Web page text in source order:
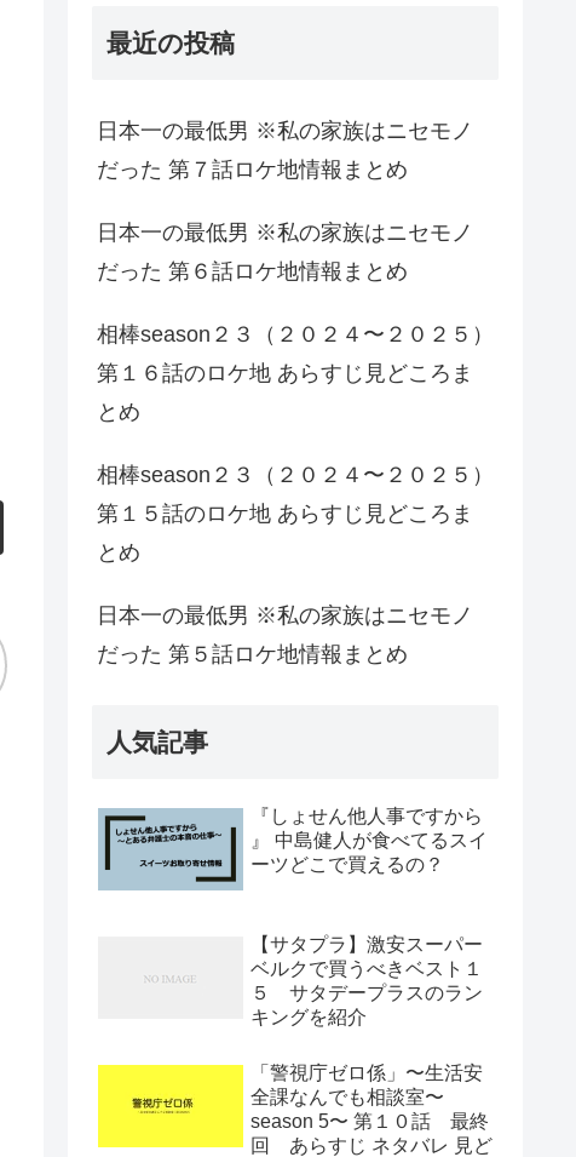
最近の投稿
日本一の最低男 ※私の家族はニセモノ
だった 第７話ロケ地情報まとめ
日本一の最低男 ※私の家族はニセモノ
だった 第６話ロケ地情報まとめ
相棒season２３（２０２４〜２０２５）
第１６話のロケ地 あらすじ見どころま
とめ
相棒season２３（２０２４〜２０２５）
第１５話のロケ地 あらすじ見どころま
とめ
日本一の最低男 ※私の家族はニセモノ
だった 第５話ロケ地情報まとめ
人気記事
『しょせん他人事ですから
』 中島健人が食べてるスイ
ーツどこで買えるの？
【サタプラ】激安スーパー
ベルクで買うべきベスト１
５ サタデープラスのラン
キングを紹介
「警視庁ゼロ係」〜生活安
全課なんでも相談室〜
season 5〜 第１０話 最終
回 あらすじ ネタバレ 見ど